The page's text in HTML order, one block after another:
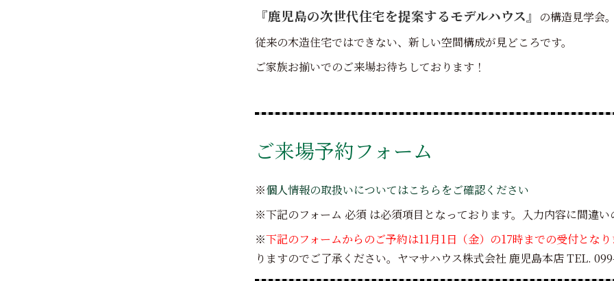
『鹿児島の次世代住宅を提案するモデルハウス』
の構造見学会
従来の木造住宅ではできない、新しい空間構成が見どころです。
ご家族お揃いでのご来場お待ちしております！
ご来場予約フォーム
※個人情報の取扱いについてはこちらをご確認ください
※下記のフォーム 必須 は必須項目となっております。入力内容に間違
※下記のフォームからのご予約は11月1日（金）の17時までの受付とな
りますのでご了承ください。ヤマサハウス株式会社 鹿児島本店 TEL.